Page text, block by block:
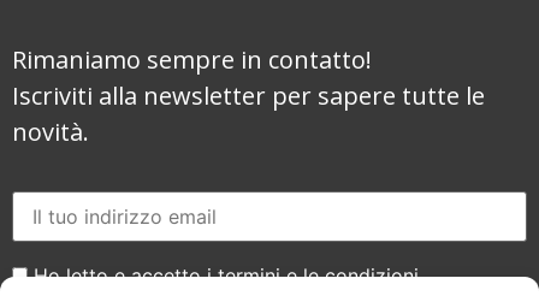
Rimaniamo sempre in contatto!
Iscriviti alla newsletter per sapere tutte le
novità.
Ho letto e accetto i termini e le condizioni